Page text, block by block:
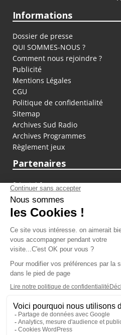
Informations
Dossier de presse
QUI SOMMES-NOUS ?
Comment nous rejoindre ?
Publicité
Mentions Légales
CGU
Politique de confidentialité
Sitemap
Archives Sud Radio
Archives Programmes
Règlement jeux
Partenaires
fiducial.fr
lyoncapitale.fr
olympique-et-lyonnais.com
L'application Iphone /
Téléchargez
Les cookies
Gestion des cookies
Crédit photos : ©Sud